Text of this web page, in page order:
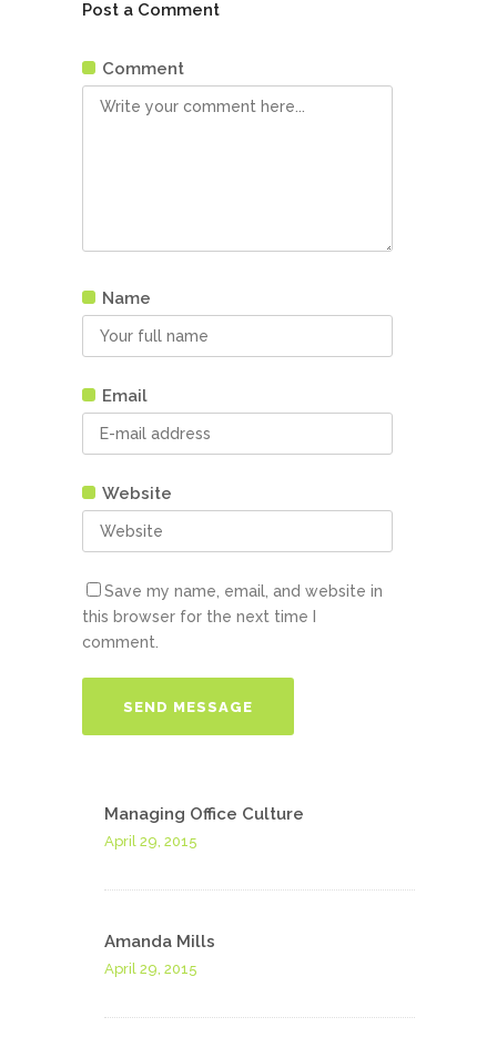
Post a Comment
Comment
Name
Email
Website
Save my name, email, and website in
this browser for the next time I
comment.
Managing Office Culture
April 29, 2015
Amanda Mills
April 29, 2015